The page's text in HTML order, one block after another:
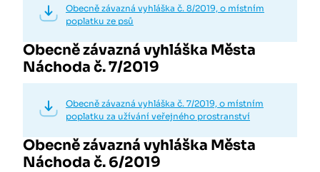
Obecně závazná vyhláška č. 8/2019, o místním
poplatku ze psů
Obecně závazná vyhláška Města
Náchoda č. 7/2019
Obecně závazná vyhláška č. 7/2019, o místním
poplatku za užívání veřejného prostranství
Obecně závazná vyhláška Města
Náchoda č. 6/2019